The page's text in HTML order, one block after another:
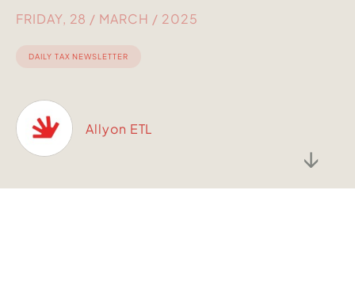
↓
FRIDAY, 28 / MARCH / 2025
DAILY TAX NEWSLETTER
Allyon ETL